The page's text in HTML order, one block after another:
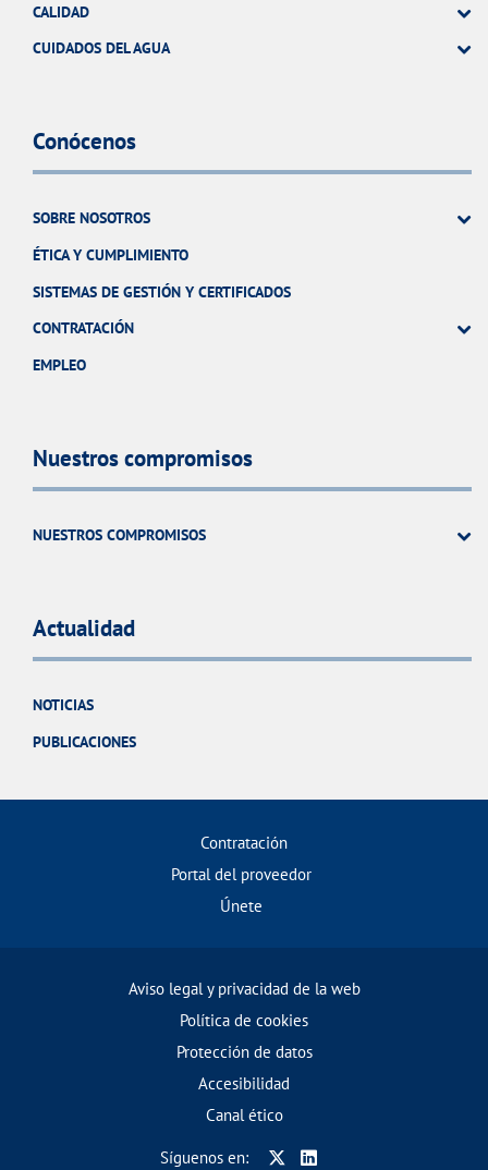
CALIDAD
CUIDADOS DEL AGUA
Conócenos
SOBRE NOSOTROS
ÉTICA Y CUMPLIMIENTO
SISTEMAS DE GESTIÓN Y CERTIFICADOS
CONTRATACIÓN
EMPLEO
Nuestros compromisos
NUESTROS COMPROMISOS
Actualidad
NOTICIAS
PUBLICACIONES
Contratación
Portal del proveedor
Únete
Aviso legal y privacidad de la web
Política de cookies
Protección de datos
Accesibilidad
Canal ético
Síguenos en: